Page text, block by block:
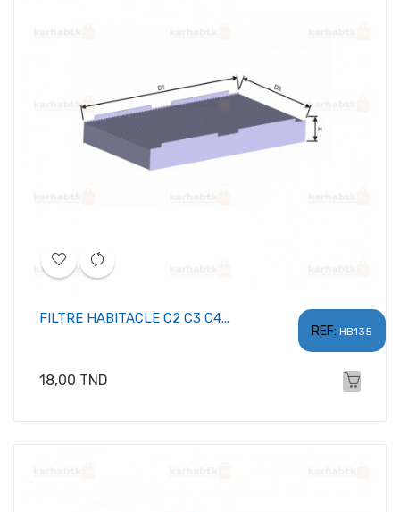
REF: HB135
FILTRE HABITACLE C2 C3 C4...
Prix
18,00 TND